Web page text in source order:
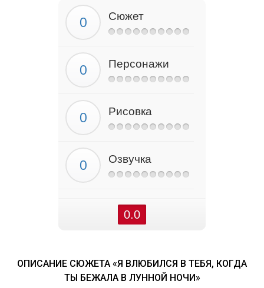
Сюжет
Персонажи
Рисовка
Озвучка
0.0
ОПИСАНИЕ СЮЖЕТА «Я ВЛЮБИЛСЯ В ТЕБЯ, КОГДА
ТЫ БЕЖАЛА В ЛУННОЙ НОЧИ»